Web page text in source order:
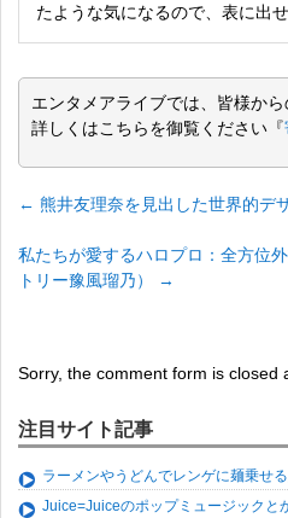
たような気になるので、表に出
エンタメアライブでは、皆様から
詳しくはこちらを御覧ください『
← 熊井友理奈を見出した世界的デ
私たちが愛するハロプロ：全方位
トリー豫風瑠乃）
→
Sorry, the comment form is closed
注目サイト記事
ラーメンやうどんでレンゲに麺乗せ
Juice=Juiceのポップミュージックと